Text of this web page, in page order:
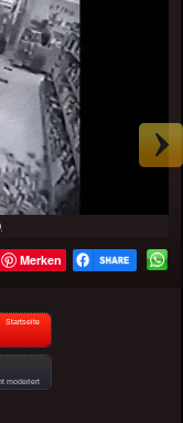
Merken
Startseite
moderiert